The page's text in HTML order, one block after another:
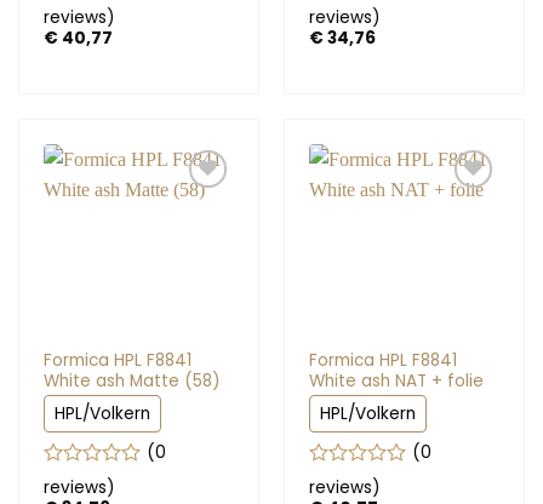
Gewaardeerd
0
uit
reviews)
€40,77
Gewaardeerd
0
uit
reviews)
€34,76
Formica HPL F8841
White ash Matte (58)
HPL/Volkern
Gewaardeerd
(0
reviews)
Formica HPL F8841
White ash NAT + folie
HPL/Volkern
Gewaardeerd
(0
reviews)